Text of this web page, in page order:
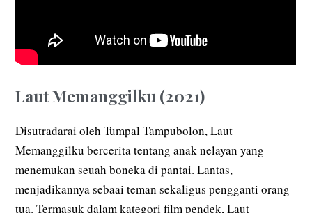
Laut Memanggilku (2021)
Disutradarai oleh Tumpal Tampubolon, Laut
Memanggilku bercerita tentang anak nelayan yang
menemukan seuah boneka di pantai. Lantas,
menjadikannya sebaai teman sekaligus pengganti orang
tua. Termasuk dalam kategori film pendek, Laut